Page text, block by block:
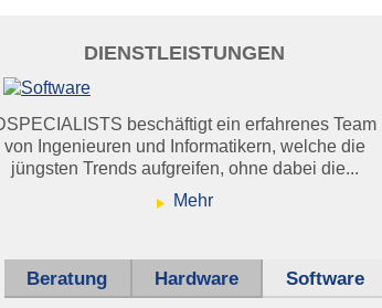
System bei.
DIENSTLEISTUNGEN
Beratung Hardware Software
beschäftigt ein erfahrenes Team
von Ingenieuren und Informatikern, welche die
jüngsten Trends aufgreifen, ohne dabei die...
Mehr